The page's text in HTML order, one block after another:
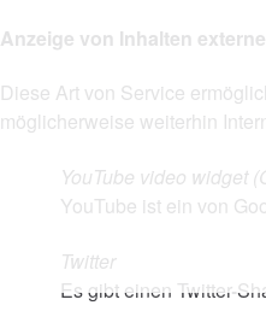
Anzeige von Inhalten
Diese Art von Service
möglicherweise weiterhin
YouTube video widget
YouTube ist ein von
Twitter
Es gibt einen Twitter-